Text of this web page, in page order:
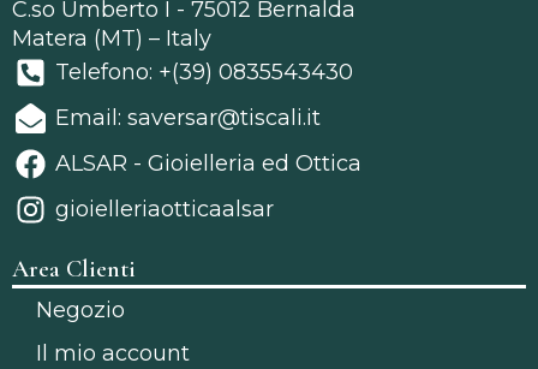
C.so Umberto I - 75012 Bernalda
Matera (MT) – Italy
Telefono: +(39) 0835543430
Email: saversar@tiscali.it
ALSAR - Gioielleria ed Ottica
gioielleriaotticaalsar
Area Clienti
Negozio
Il mio account